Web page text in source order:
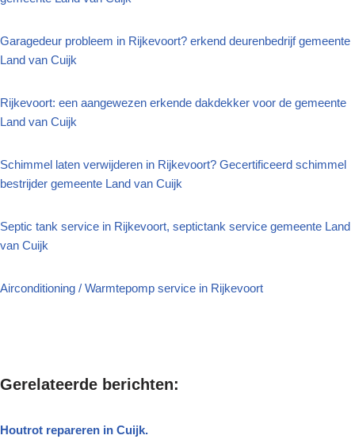
Garagedeur probleem in Rijkevoort? erkend deurenbedrijf gemeente
Land van Cuijk
Rijkevoort: een aangewezen erkende dakdekker voor de gemeente
Land van Cuijk
Schimmel laten verwijderen in Rijkevoort? Gecertificeerd schimmel
bestrijder gemeente Land van Cuijk
Septic tank service in Rijkevoort, septictank service gemeente Land
van Cuijk
Airconditioning / Warmtepomp service in Rijkevoort
Gerelateerde berichten:
Houtrot repareren in Cuijk.